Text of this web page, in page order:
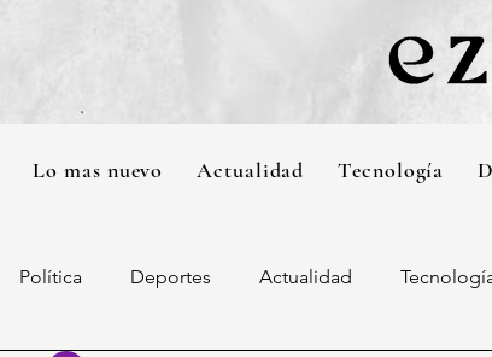
Lo mas nuevo Actualidad Tecnología
Política Deportes Actualidad